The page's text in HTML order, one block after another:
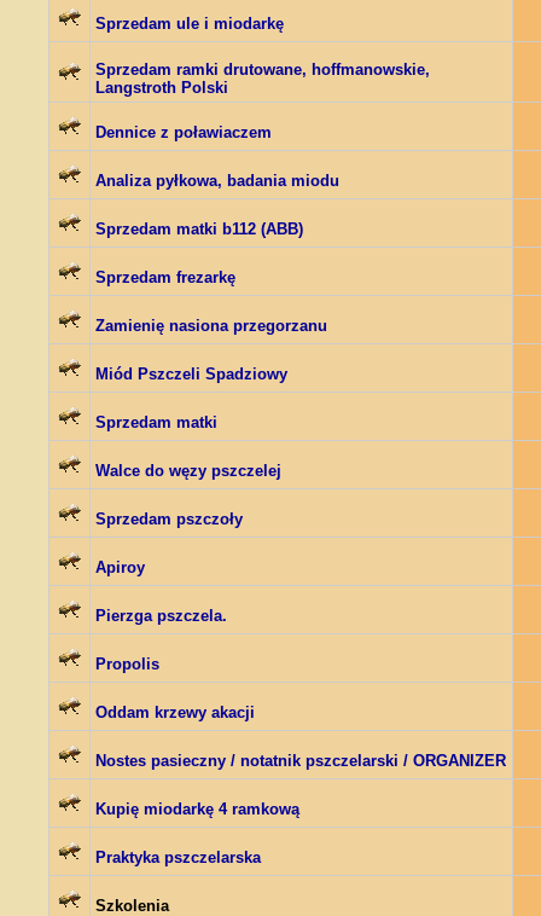
Sprzedam ule i miodarkę
Sprzedam ramki drutowane, hoffmanowskie,
Langstroth Polski
Dennice z poławiaczem
Analiza pyłkowa, badania miodu
Sprzedam matki b112 (ABB)
Sprzedam frezarkę
Zamienię nasiona przegorzanu
Miód Pszczeli Spadziowy
Sprzedam matki
Walce do węzy pszczelej
Sprzedam pszczoły
Apiroy
Pierzga pszczela.
Propolis
Oddam krzewy akacji
Nostes pasieczny / notatnik pszczelarski / ORGANIZER
Kupię miodarkę 4 ramkową
Praktyka pszczelarska
Szkolenia